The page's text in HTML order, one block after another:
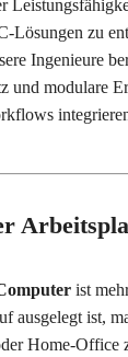
Lösungen zu
Ingenieure
und modulare
ist
ausgelegt ist,
Home-